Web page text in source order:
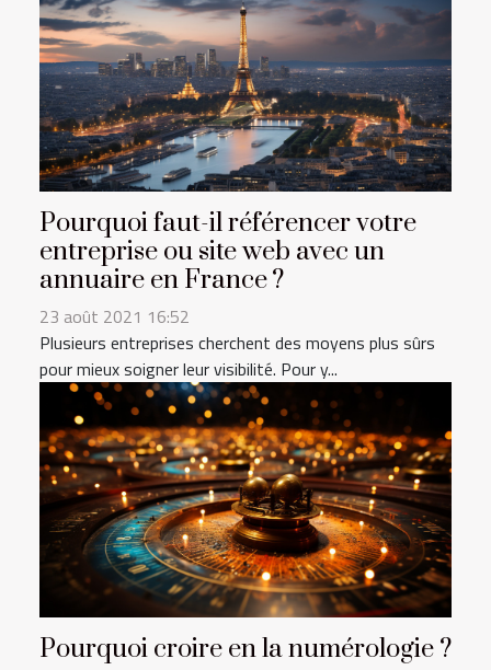
Pourquoi faut-il référencer votre
entreprise ou site web avec un
annuaire en France ?
23 août 2021 16:52
Plusieurs entreprises cherchent des moyens plus sûrs
pour mieux soigner leur visibilité. Pour y...
Pourquoi croire en la numérologie ?